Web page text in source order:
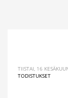
TIISTAI, 16
TODISTUKSET